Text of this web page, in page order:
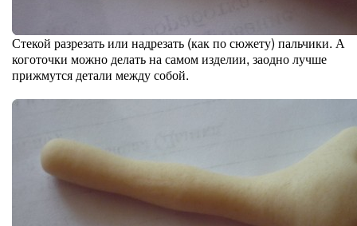
Стекой разрезать или надрезать (как по сюжету) пальчики. А
коготочки можно делать на самом изделии, заодно лучше
прижмутся детали между собой.